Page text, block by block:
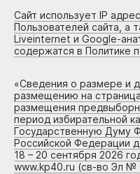
Сайт использует IP
Пользователей сайта, а
Liveinternet и Google-
содержатся в Политике
«Сведения о размере и
размещению на
размещения
период избирательной
Государственную Думу
Российской Федерации
18 – 20 сентября 2026
www.kp40.ru (св-во Эл №